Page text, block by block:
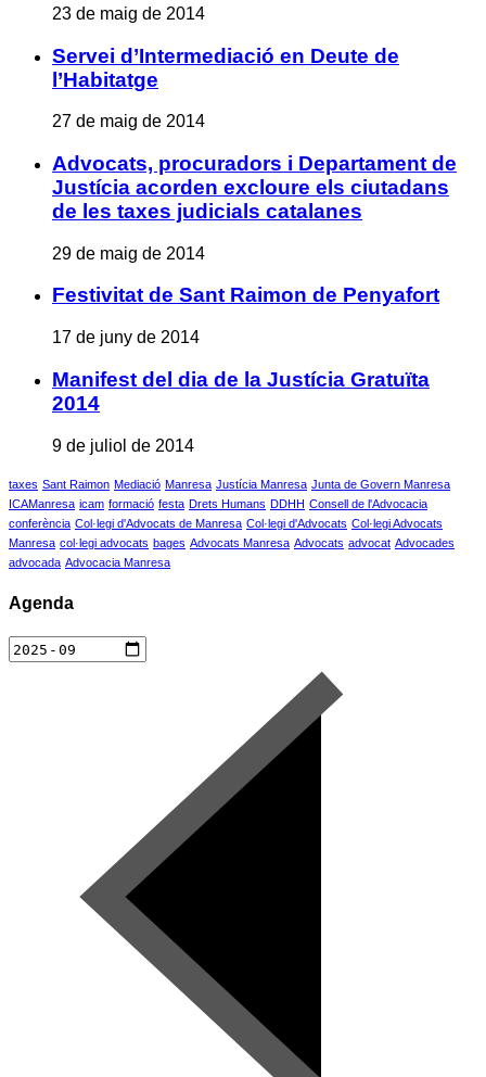
23 de maig de 2014
Servei d’Intermediació en Deute de
l’Habitatge
27 de maig de 2014
Advocats, procuradors i Departament de
Justícia acorden excloure els ciutadans
de les taxes judicials catalanes
29 de maig de 2014
Festivitat de Sant Raimon de Penyafort
17 de juny de 2014
Manifest del dia de la Justícia Gratuïta
2014
9 de juliol de 2014
taxes Sant Raimon Mediació Manresa Justícia Manresa Junta de Govern Manresa
ICAManresa icam formació festa Drets Humans DDHH Consell de l'Advocacia
conferència Col·legi d'Advocats de Manresa Col·legi d'Advocats Col·legi Advocats
Manresa col·legi advocats bages Advocats Manresa Advocats advocat Advocades
advocada Advocacia Manresa
Agenda